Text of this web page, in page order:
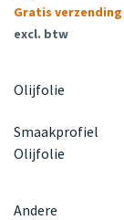
Gratis verzending
excl. btw
Olijfolie
Smaakprofiel
Olijfolie
Andere